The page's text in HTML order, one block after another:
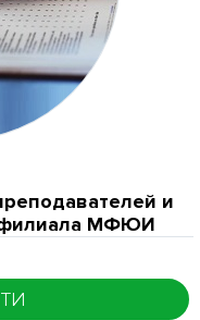
и
филиала МФЮИ